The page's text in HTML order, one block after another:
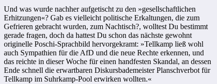
Und was wurde nachher aufgetischt zu den »gesellschaftlichen
Erhitzungen«? Gab es vielleicht politische Erkaltungen, die zum
Gefrieren gebracht wurden, zum Nachtisch?, wolltest Du bestimmt
gerade fragen, doch da hattest Du schon das nächste gewohnt
originelle Poschi-Sprachbild hervorgekramt: »Tellkamp ließ wohl
auch Sympathien für die AfD und die neue Rechte erkennen, und
das reichte in dieser Woche für einen handfesten Skandal, an dessen
Ende schnell die erwartbaren Diskursbademeister Planschverbot für
Tellkamp im Suhrkamp-Pool erwirken wollten.«